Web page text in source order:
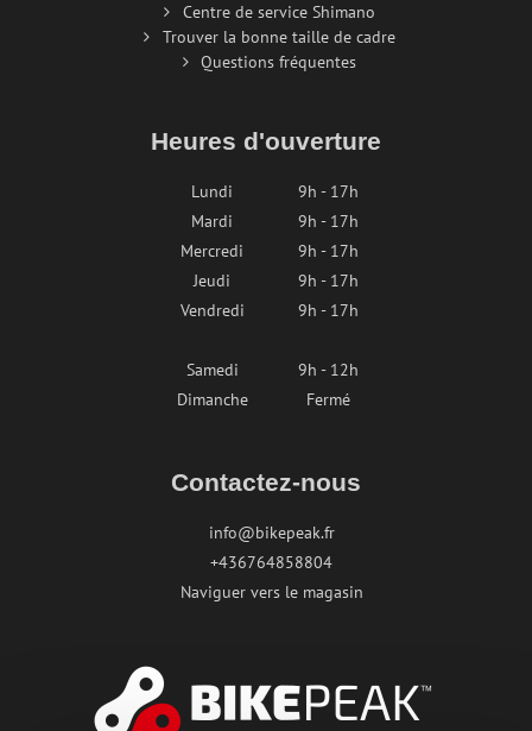
Centre de service Shimano
Trouver la bonne taille de cadre
Questions fréquentes
Heures d'ouverture
Lundi
9h - 17h
Mardi
9h - 17h
Mercredi
9h - 17h
Jeudi
9h - 17h
Vendredi
9h - 17h
Samedi
9h - 12h
Dimanche
Fermé
Contactez-nous
info@bikepeak.fr
+436764858804
Naviguer vers le magasin